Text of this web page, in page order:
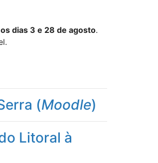
dias 3 e 28 de agosto.
(Moodle)
Litoral à